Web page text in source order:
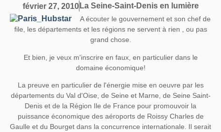
février 27, 2010 La Seine-Saint-Denis en lumière
A écouter le gouvernement et son chef de
file, les départements et les régions ne servent à rien , ou pas
grand chose.
Et bien, je veux m'inscrire en faux, en particulier dans le
domaine économique!
La preuve en particulier de l'énergie mise en oeuvre par les
départements du Val d'Oise, de Seine et Marne, de Seine Saint-
Denis et de la Région Ile de France pour promouvoir la
puissance économique des aéroports de Roissy Charles de
Gaulle et du Bourget dans la concurrence internationale. Il serait